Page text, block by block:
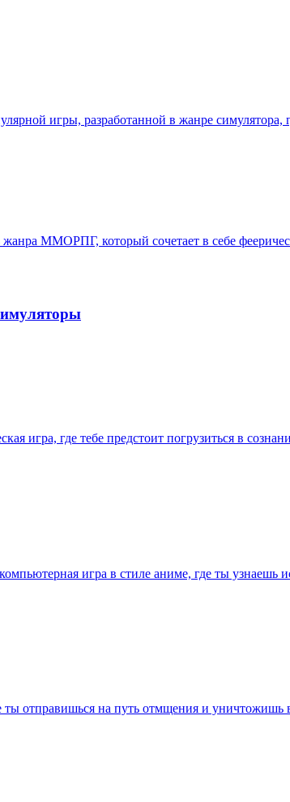
игры, разработанной в жанре симулятора,
ММОРПГ, который сочетает в себе
игра, где тебе предстоит погрузиться в
игра в стиле аниме, где ты
ты отправишься на путь отмщения и